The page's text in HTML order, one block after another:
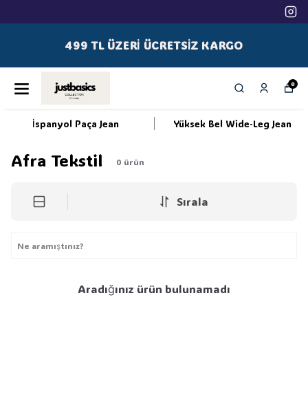
499 TL ÜZERI ÜCRETSIZ KARGO
0
İspanyol Paça Jean Yüksek Bel Wide-Leg Jean
Afra Tekstil 0 ürün
Sırala
Aradığınız ürün bulunamadı